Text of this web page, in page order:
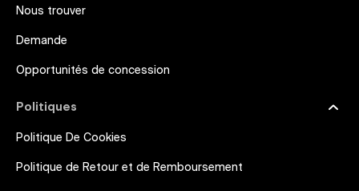
Nous trouver
Demande
Opportunités de concession
Politiques
Politique De Cookies
Politique de Retour et de Remboursement